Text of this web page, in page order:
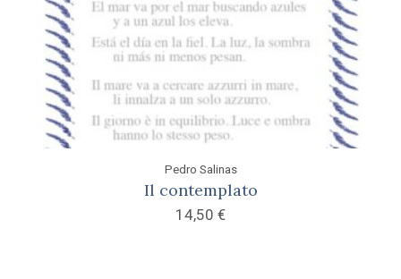
Pedro Salinas
Il contemplato
14,50 €